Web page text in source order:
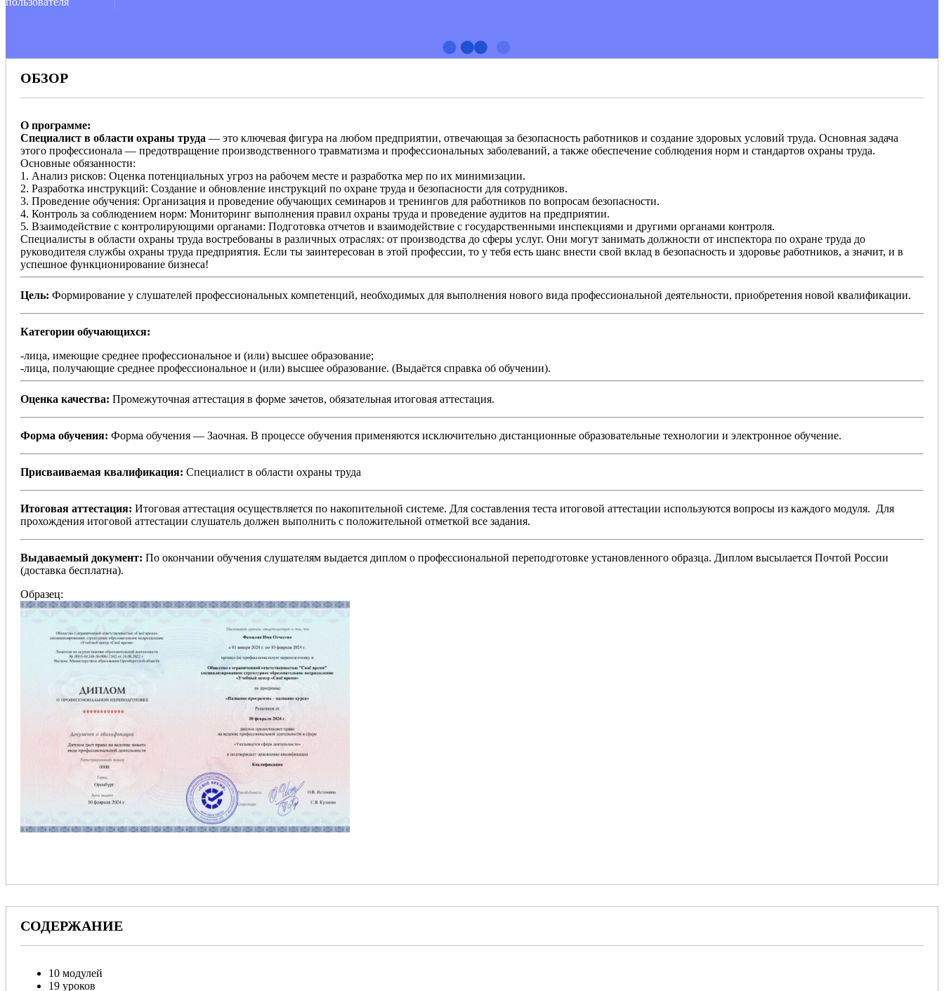
ОБЗОР
О программе:
Специалист в области охраны труда — это ключевая фигура на любом предприятии, отвечающая за безопасность работников и создание здоровых условий труда. Основная задача
этого профессионала — предотвращение производственного травматизма и профессиональных заболеваний, а также обеспечение соблюдения норм и стандартов охраны труда.
Основные обязанности:
1. Анализ рисков: Оценка потенциальных угроз на рабочем месте и разработка мер по их минимизации.
2. Разработка инструкций: Создание и обновление инструкций по охране труда и безопасности для сотрудников.
3. Проведение обучения: Организация и проведение обучающих семинаров и тренингов для работников по вопросам безопасности.
4. Контроль за соблюдением норм: Мониторинг выполнения правил охраны труда и проведение аудитов на предприятии.
5. Взаимодействие с контролирующими органами: Подготовка отчетов и взаимодействие с государственными инспекциями и другими органами контроля.
Специалисты в области охраны труда востребованы в различных отраслях: от производства до сферы услуг. Они могут занимать должности от инспектора по охране труда до
руководителя службы охраны труда предприятия. Если ты заинтересован в этой профессии, то у тебя есть шанс внести свой вклад в безопасность и здоровье работников, а значит, и в
успешное функционирование бизнеса!
Цель: Формирование у слушателей профессиональных компетенций, необходимых для выполнения нового вида профессиональной деятельности, приобретения новой квалификации.
Категории обучающихся:
-лица, имеющие среднее профессиональное и (или) высшее образование;
-лица, получающие среднее профессиональное и (или) высшее образование. (Выдаётся справка об обучении).
Оценка качества: Промежуточная аттестация в форме зачетов, обязательная итоговая аттестация.
Форма обучения: Форма обучения — Заочная. В процессе обучения применяются исключительно дистанционные образовательные технологии и электронное обучение.
Присваиваемая квалификация: Специалист в области охраны труда
Итоговая аттестация: Итоговая аттестация осуществляется по накопительной системе. Для составления теста итоговой аттестации используются вопросы из каждого модуля. Для
прохождения итоговой аттестации слушатель должен выполнить с положительной отметкой все задания.
Выдаваемый документ: По окончании обучения слушателям выдается диплом о профессиональной переподготовке установленного образца. Диплом высылается Почтой России
(доставка бесплатна).
Образец:
СОДЕРЖАНИЕ
10 модулей
19 уроков